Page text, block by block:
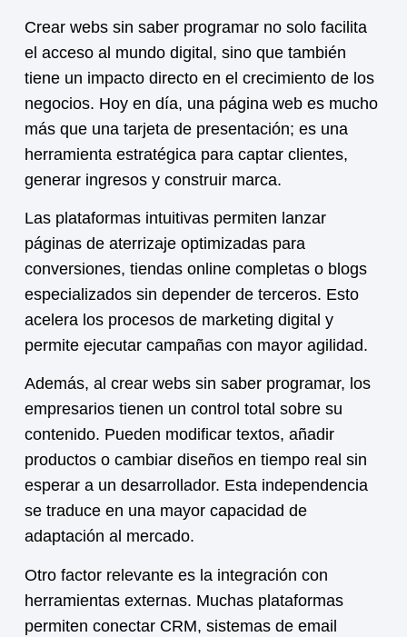
Crear webs sin saber programar no solo facilita
el acceso al mundo digital, sino que también
tiene un impacto directo en el crecimiento de los
negocios. Hoy en día, una página web es mucho
más que una tarjeta de presentación; es una
herramienta estratégica para captar clientes,
generar ingresos y construir marca.
Las plataformas intuitivas permiten lanzar
páginas de aterrizaje optimizadas para
conversiones, tiendas online completas o blogs
especializados sin depender de terceros. Esto
acelera los procesos de marketing digital y
permite ejecutar campañas con mayor agilidad.
Además, al crear webs sin saber programar, los
empresarios tienen un control total sobre su
contenido. Pueden modificar textos, añadir
productos o cambiar diseños en tiempo real sin
esperar a un desarrollador. Esta independencia
se traduce en una mayor capacidad de
adaptación al mercado.
Otro factor relevante es la integración con
herramientas externas. Muchas plataformas
permiten conectar CRM, sistemas de email